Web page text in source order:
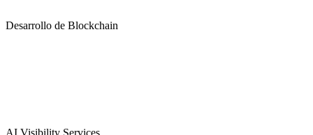
Desarrollo de Blockchain